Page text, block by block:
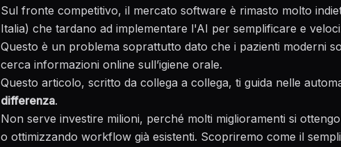
Sul fronte competitivo, il mercato software è rimasto molto
Italia) che tardano ad implementare l'AI per semplificare e
Questo è un problema soprattutto dato che i pazienti moderni
cerca informazioni online sull’igiene orale.
Questo articolo, scritto da collega a collega, ti guida nelle
differenza.
Non serve investire milioni, perché molti miglioramenti si
o ottimizzando workflow già esistenti. Scopriremo come il